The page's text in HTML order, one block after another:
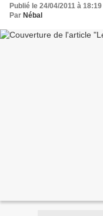
Publié le 24/04/2011 à 18:19
Par Nébal